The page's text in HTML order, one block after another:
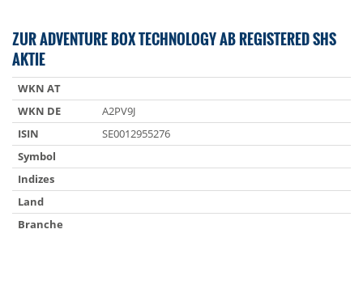
ZUR ADVENTURE BOX TECHNOLOGY AB REGISTERED SHS
AKTIE
WKN AT
WKN DE
A2PV9J
ISIN
SE0012955276
Symbol
Indizes
Land
Branche